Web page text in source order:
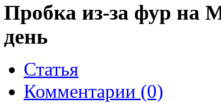
Пробка из-за фур на
день
Статья
Комментарии (0)